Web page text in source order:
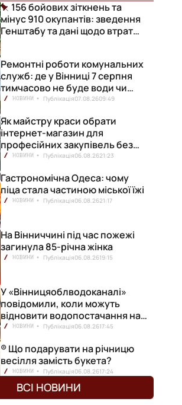
156 бойових зіткнень та
мінус 910 окупантів: зведення
Генштабу та дані щодо втрат
Ремонтні роботи комунальних
служб: де у Вінниці 7 серпня
тимчасово не буде води чи
світла
НОВИНИ Публікація07.08.2609:49
Як майстру краси обрати
інтернет-магазин для
професійних закупівель без
ризику переплат
НОВИНИ Публікація06.08.2621:23
Гастрономічна Одеса: чому
піца стала частиною міської їжі
НОВИНИ Публікація06.08.2621:17
На Вінниччині під час пожежі
загинула 85-річна жінка
НОВИНИ Публікація06.08.2619:15
У «Вінницяоблводоканалі»
повідомили, коли можуть
відновити водопостачання на
лівобережжі міста
НОВИНИ Публікація06.08.2617:45
® Що подарувати на річницю
весілля замість букета?
НОВИНИ Публікація06.08.2617:24
ВСІ НОВИНИ